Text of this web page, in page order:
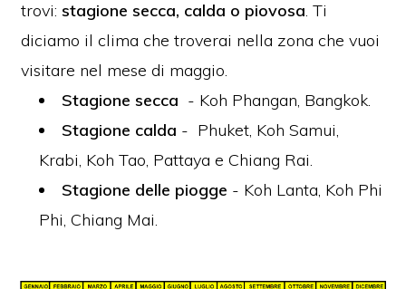
trovi:stagione secca, calda o piovosa.Ti
diciamo il clima che troverai nella zona che vuoi
visitare nel mese di maggio.
Stagione secca - Koh Phangan, Bangkok.
Stagione calda - Phuket, Koh Samui,
Krabi, Koh Tao, Pattaya e Chiang Rai.
Stagione delle piogge - Koh Lanta, Koh Phi
Phi, Chiang Mai.